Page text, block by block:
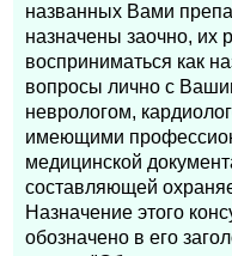
названных Вами
назначены заочно, их
восприниматься как
вопросы лично с
неврологом,
имеющими
медицинской
составляющей
Назначение этого
обозначено в его